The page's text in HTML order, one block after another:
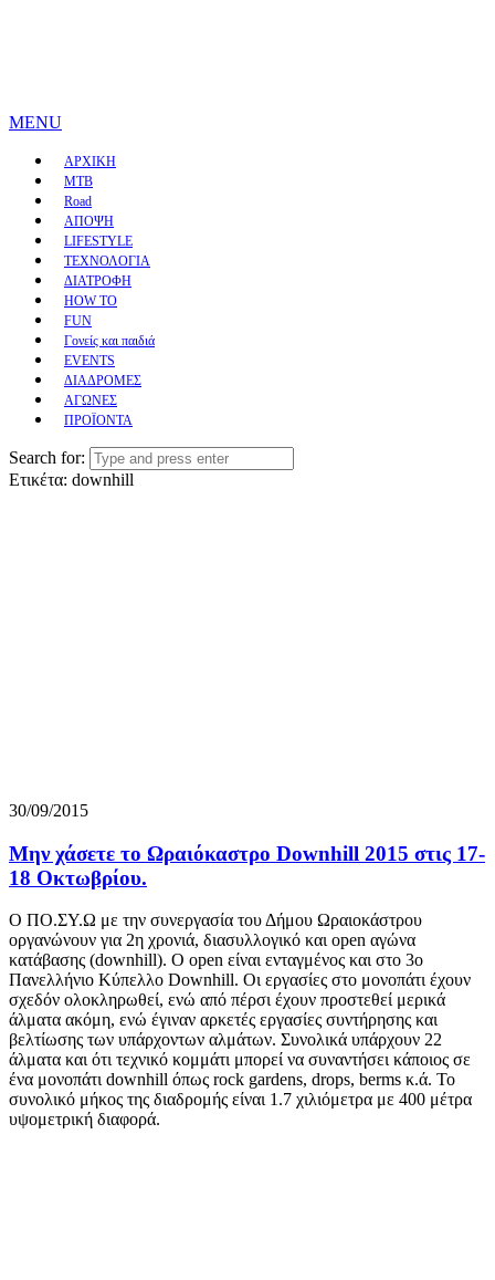
MENU
ΑΡΧΙΚΗ
MTB
Road
ΑΠΟΨΗ
LIFESTYLE
ΤΕΧΝΟΛΟΓΙΑ
ΔΙΑΤΡΟΦΗ
HOW TO
FUN
Γονείς και παιδιά
EVENTS
ΔΙΑΔΡΟΜΕΣ
ΑΓΩΝΕΣ
ΠΡΟΪΟΝΤΑ
Search for:
Ετικέτα: downhill
30/09/2015
Μην χάσετε το Ωραιόκαστρο Downhill 2015 στις 17-
18 Οκτωβρίου.
Ο ΠΟ.ΣΥ.Ω με την συνεργασία του Δήμου Ωραιοκάστρου
οργανώνουν για 2η χρονιά, διασυλλογικό και open αγώνα
κατάβασης (downhill). Ο open είναι ενταγμένος και στο 3ο
Πανελλήνιο Κύπελλο Downhill. Οι εργασίες στο μονοπάτι έχουν
σχεδόν ολοκληρωθεί, ενώ από πέρσι έχουν προστεθεί μερικά
άλματα ακόμη, ενώ έγιναν αρκετές εργασίες συντήρησης και
βελτίωσης των υπάρχοντων αλμάτων. Συνολικά υπάρχουν 22
άλματα και ότι τεχνικό κομμάτι μπορεί να συναντήσει κάποιος σε
ένα μονοπάτι downhill όπως rock gardens, drops, berms κ.ά. Το
συνολικό μήκος της διαδρομής είναι 1.7 χιλιόμετρα με 400 μέτρα
υψομετρική διαφορά.